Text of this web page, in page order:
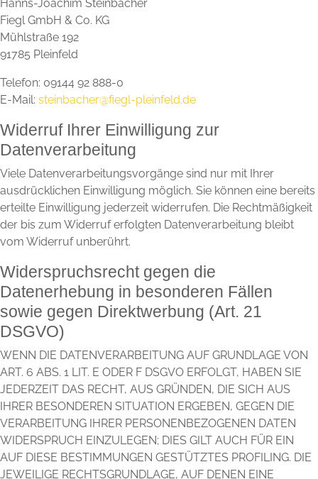
Hanns-Joachim Steinbacher
Fiegl GmbH & Co. KG
Mühlstraße 192
91785 Pleinfeld
Telefon: 09144 92 888-0
E-Mail: steinbacher@fiegl-pleinfeld.de
Widerruf Ihrer Einwilligung zur
Datenverarbeitung
Viele Datenverarbeitungsvorgänge sind nur mit Ihrer
ausdrücklichen Einwilligung möglich. Sie können eine bereits
erteilte Einwilligung jederzeit widerrufen. Die Rechtmäßigkeit
der bis zum Widerruf erfolgten Datenverarbeitung bleibt
vom Widerruf unberührt.
Widerspruchsrecht gegen die
Datenerhebung in besonderen Fällen
sowie gegen Direktwerbung (Art. 21
DSGVO)
WENN DIE DATENVERARBEITUNG AUF GRUNDLAGE VON
ART. 6 ABS. 1 LIT. E ODER F DSGVO ERFOLGT, HABEN SIE
JEDERZEIT DAS RECHT, AUS GRÜNDEN, DIE SICH AUS
IHRER BESONDEREN SITUATION ERGEBEN, GEGEN DIE
VERARBEITUNG IHRER PERSONENBEZOGENEN DATEN
WIDERSPRUCH EINZULEGEN; DIES GILT AUCH FÜR EIN
AUF DIESE BESTIMMUNGEN GESTÜTZTES PROFILING. DIE
JEWEILIGE RECHTSGRUNDLAGE, AUF DENEN EINE